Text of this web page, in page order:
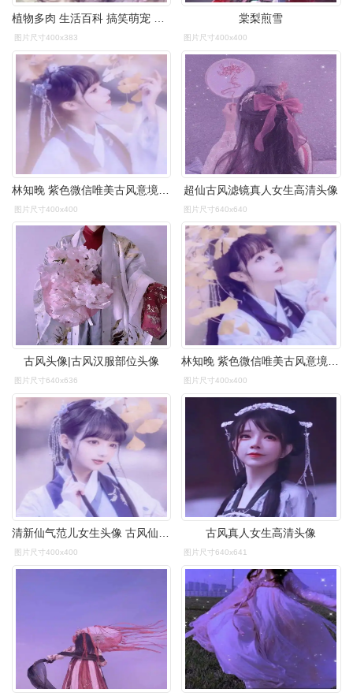
图片尺寸400x383
棠梨煎雪
图片尺寸400x400
图片尺寸400x400
超仙古风滤镜真人女生高清头像
图片尺寸640x640
古风头像|古风汉服部位头像
图片尺寸640x636
林知晚 紫色微信唯美古风意境女_女生头像_我要个性网
图片尺寸400x400
图片尺寸400x400
古风真人女生高清头像
图片尺寸640x641